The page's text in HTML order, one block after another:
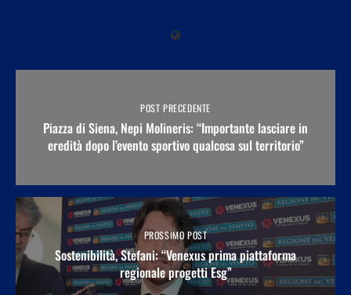
POST PRECEDENTE
Piazza di Siena, Nepi Molineris: “Importante lasciare in
eredità dopo l’evento sportivo qualcosa sul territorio”
PROSSIMO POST
Sostenibilità, Stefani: “Venexus prima piattaforma
regionale progetti Esg”